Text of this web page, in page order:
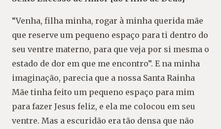
“Venha, filha minha, rogar à minha querida mãe
que reserve um pequeno espaço para ti dentro do
seu ventre materno, para que veja por si mesma o
estado de dor em que me encontro”. E na minha
imaginação, parecia que a nossa Santa Rainha
Mãe tinha feito um pequeno espaço para mim
para fazer Jesus feliz, e ela me colocou em seu
ventre. Mas a escuridão era tão densa que não